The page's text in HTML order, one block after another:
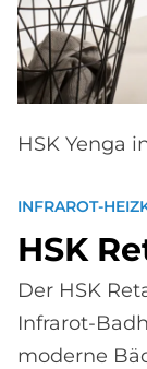
HSK Yenga
INFRAROT-
HSK
Der HSK
Infrarot-
moderne